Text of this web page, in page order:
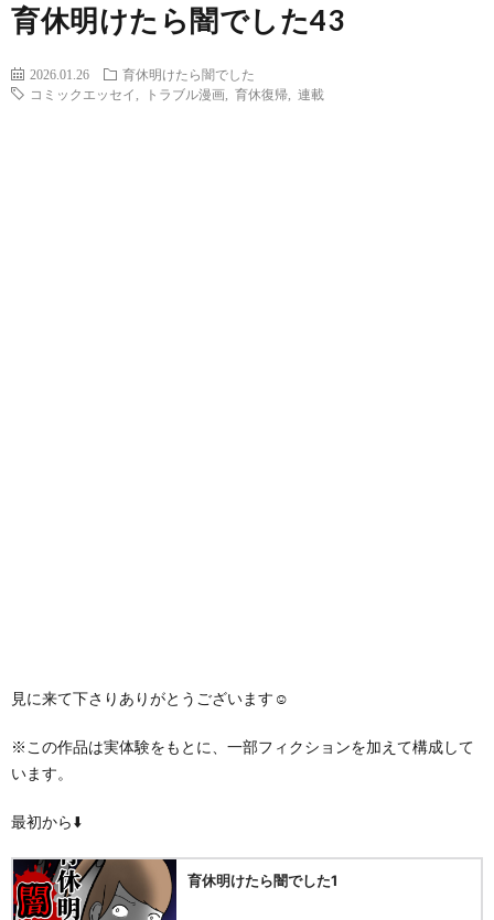
育休明けたら闇でした43
2026.01.26
育休明けたら闇でした
コミックエッセイ
トラブル漫画 育休復帰 連載
見に来て下さりありがとうございます☺️
※この作品は実体験をもとに、一部フィクションを加えて構成して
います。
最初から⬇️